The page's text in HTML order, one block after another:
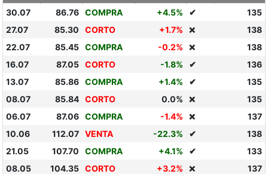
30.07 86.76 COMPRA +4.5% ✔
135
27.07
85.30 CORTO +1.7% ❌
138
22.07
85.45 COMPRA -0.2% ❌
138
16.07
87.05 CORTO -1.8% ✔
136
13.07
85.86 COMPRA +1.4% ✔
135
08.07
85.84 CORTO 0.0% ❌
135
06.07
87.06 COMPRA -1.4% ❌
137
10.06
112.07 VENTA -22.3% ✔
138
21.05
107.70 COMPRA +4.1% ✔
133
08.05
104.35 CORTO +3.2% ❌
137